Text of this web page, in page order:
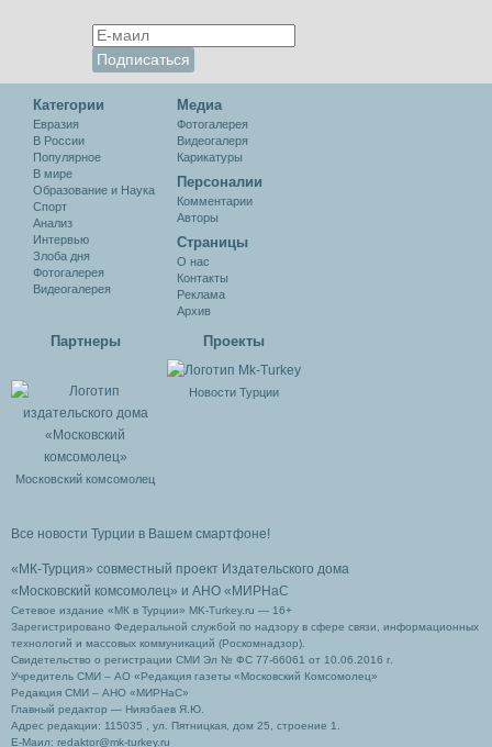
Категории
Евразия
В России
Популярное
В мире
Образование и Наука
Спорт
Анализ
Интервью
Злоба дня
Фотогалерея
Видеогалерея
Медиа
Фотогалерея
Видеогалеря
Карикатуры
Персоналии
Комментарии
Авторы
Cтраницы
О нас
Контакты
Реклама
Архив
Партнеры
Московский комсомолец
Проекты
Новости Турции
Все новости Турции в Вашем смартфоне!
«МК-Турция» совместный проект Издательского дома
«Московский комсомолец» и АНО «МИРНаС
Сетевое издание «МК в Турции» MK-Turkey.ru — 16+
Зарегистрировано Федеральной службой по надзору в сфере связи, информационных
технологий и массовых коммуникаций (Роскомнадзор).
Свидетельство о регистрации СМИ Эл № ФС 77-66061 от 10.06.2016 г.
Учредитель СМИ – АО «Редакция газеты «Московский Комсомолец»
Редакция СМИ – АНО «МИРНаС»
Главный редактор — Ниязбаев Я.Ю.
Адрес редакции: 115035 , ул. Пятницкая, дом 25, строение 1.
Е-Маил: redaktor@mk-turkey.ru